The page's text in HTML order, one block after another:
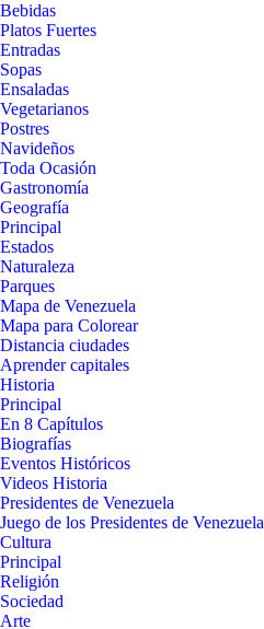
Bebidas
Platos Fuertes
Entradas
Sopas
Ensaladas
Vegetarianos
Postres
Navideños
Toda Ocasión
Gastronomía
Geografía
Principal
Estados
Naturaleza
Parques
Mapa de Venezuela
Mapa para Colorear
Distancia ciudades
Aprender capitales
Historia
Principal
En 8 Capítulos
Biografías
Eventos Históricos
Videos Historia
Presidentes de Venezuela
Juego de los Presidentes de Venezuela
Cultura
Principal
Religión
Sociedad
Arte